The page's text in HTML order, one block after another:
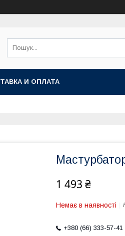
И ОПЛАТА
1 493 ₴
Немає в наявності
+380 (66) 333-57-41